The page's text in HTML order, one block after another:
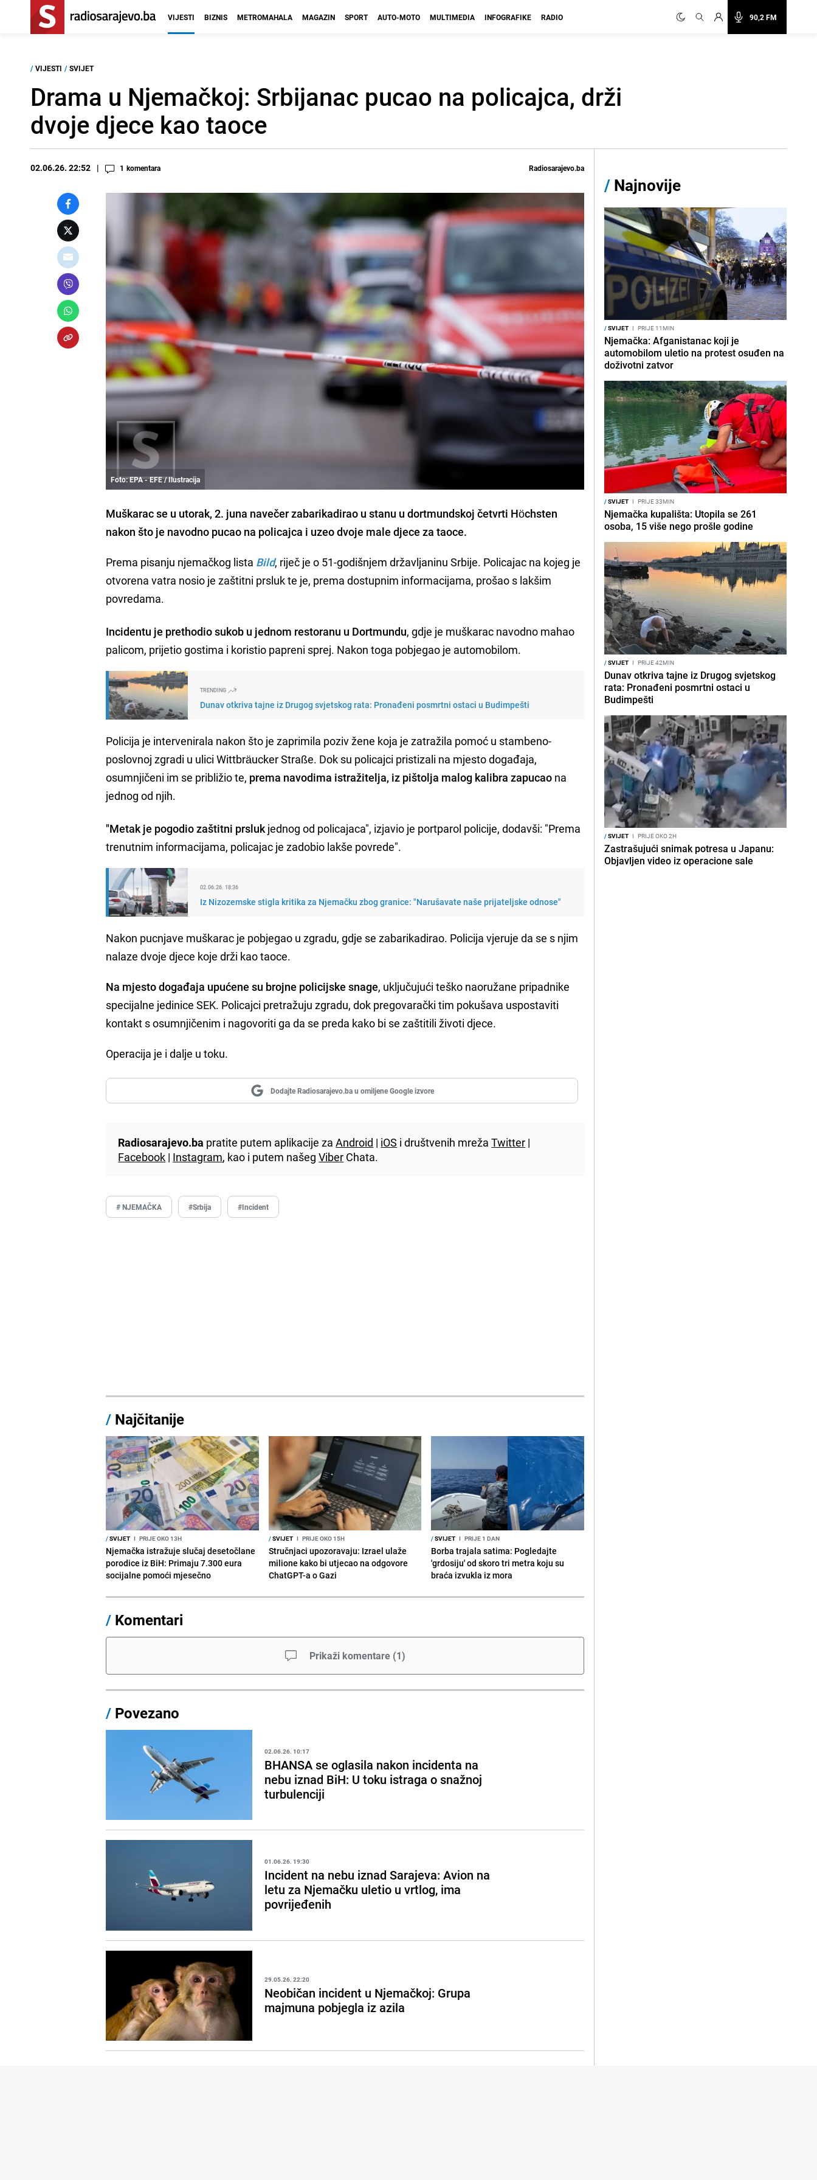
90,2 FM
VIJESTI BIZNIS METROMAHALA MAGAZIN SPORT AUTO-MOTO MULTIMEDIA INFOGRAFIKE RADIO
/ VIJESTI / SVIJET
Drama u Njemačkoj: Srbijanac pucao na policajca, drži
dvoje djece kao taoce
02.06.26. 22:52 1 komentara Radiosarajevo.ba
Foto: EPA - EFE / Ilustracija
Muškarac se u utorak, 2. juna navečer zabarikadirao u stanu u dortmundskoj četvrti Höchsten
nakon što je navodno pucao na policajca i uzeo dvoje male djece za taoce.
Prema pisanju njemačkog lista Bild, riječ je o 51-godišnjem državljaninu Srbije. Policajac na kojeg je
otvorena vatra nosio je zaštitni prsluk te je, prema dostupnim informacijama, prošao s lakšim
povredama.
Incidentu je prethodio sukob u jednom restoranu u Dortmundu, gdje je muškarac navodno mahao
palicom, prijetio gostima i koristio papreni sprej. Nakon toga pobjegao je automobilom.
TRENDING
Dunav otkriva tajne iz Drugog svjetskog rata: Pronađeni posmrtni ostaci u Budimpešti
Policija je intervenirala nakon što je zaprimila poziv žene koja je zatražila pomoć u stambeno-
poslovnoj zgradi u ulici Wittbräucker Straße. Dok su policajci pristizali na mjesto događaja,
osumnjičeni im se približio te, prema navodima istražitelja, iz pištolja malog kalibra zapucao na
jednog od njih.
"Metak je pogodio zaštitni prsluk jednog od policajaca", izjavio je portparol policije, dodavši: "Prema
trenutnim informacijama, policajac je zadobio lakše povrede".
02.06.26. 18:36
Iz Nizozemske stigla kritika za Njemačku zbog granice: "Narušavate naše prijateljske odnose"
Nakon pucnjave muškarac je pobjegao u zgradu, gdje se zabarikadirao. Policija vjeruje da se s njim
nalaze dvoje djece koje drži kao taoce.
Na mjesto događaja upućene su brojne policijske snage, uključujući teško naoružane pripadnike
specijalne jedinice SEK. Policajci pretražuju zgradu, dok pregovarački tim pokušava uspostaviti
kontakt s osumnjičenim i nagovoriti ga da se preda kako bi se zaštitili životi djece.
Operacija je i dalje u toku.
Dodajte Radiosarajevo.ba u omiljene Google izvore
Radiosarajevo.ba pratite putem aplikacije zaAndroid | iOS i društvenih mrežaTwitter |
Facebook | Instagram, kao i putem našegViber Chata.
# NJEMAČKA #Srbija #Incident
/ Najčitanije
/SVIJET I PRIJE OKO 13H
Njemačka istražuje slučaj desetočlane
porodice iz BiH: Primaju 7.300 eura
socijalne pomoći mjesečno
/SVIJET I PRIJE OKO 15H
Stručnjaci upozoravaju: Izrael ulaže
milione kako bi utjecao na odgovore
ChatGPT-a o Gazi
/SVIJET I PRIJE 1 DAN
Borba trajala satima: Pogledajte
'grdosiju' od skoro tri metra koju su
braća izvukla iz mora
/ Komentari
Prikaži komentare (1)
/ Povezano
02.06.26. 10:17
BHANSA se oglasila nakon incidenta na
nebu iznad BiH: U toku istraga o snažnoj
turbulenciji
01.06.26. 19:30
Incident na nebu iznad Sarajeva: Avion na
letu za Njemačku uletio u vrtlog, ima
povrijeđenih
29.05.26. 22:20
Neobičan incident u Njemačkoj: Grupa
majmuna pobjegla iz azila
/ Najnovije
/SVIJET I PRIJE 11MIN
Njemačka: Afganistanac koji je
automobilom uletio na protest osuđen na
doživotni zatvor
/SVIJET I PRIJE 33MIN
Njemačka kupališta: Utopila se 261
osoba, 15 više nego prošle godine
/SVIJET I PRIJE 42MIN
Dunav otkriva tajne iz Drugog svjetskog
rata: Pronađeni posmrtni ostaci u
Budimpešti
/SVIJET I PRIJE OKO 2H
Zastrašujući snimak potresa u Japanu:
Objavljen video iz operacione sale